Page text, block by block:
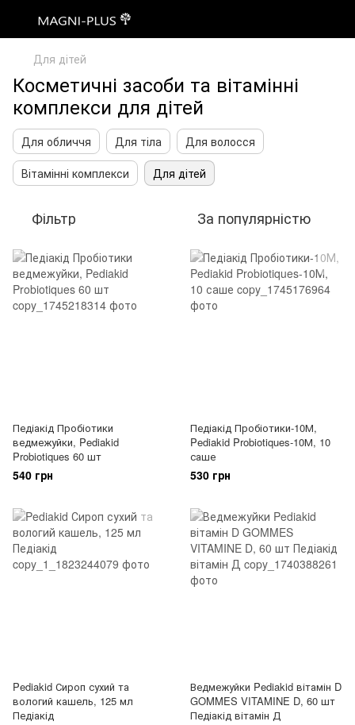
Для дітей
Косметичні засоби та вітамінні
комплекси для дітей
Для обличчя Для тіла
Для волосся
Вітамінні комплекси
Для дітей
Фільтр За популярністю
Педіакід Пробіотики
ведмежуйки, Pediakid
Probiotiques 60 шт
540 грн
Педіакід Пробіотики-10М,
Pediakid Probiotiques-10М, 10
саше
530 грн
Pediakid Сироп сухий та
вологий кашель, 125 мл
Педіакід
Ведмежуйки Pediakid вітамін D
GOMMES VITAMINE D, 60 шт
Педіакід вітамін Д